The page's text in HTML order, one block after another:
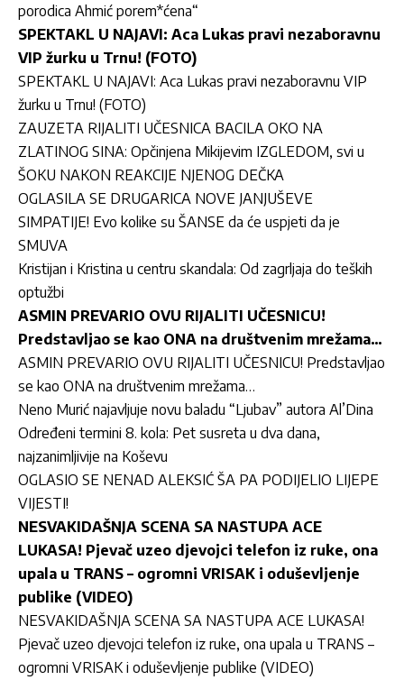
porodica Ahmić porem*ćena“
SPEKTAKL U NAJAVI: Aca Lukas pravi nezaboravnu
VIP žurku u Trnu! (FOTO)
SPEKTAKL U NAJAVI: Aca Lukas pravi nezaboravnu VIP
žurku u Trnu! (FOTO)
ZAUZETA RIJALITI UČESNICA BACILA OKO NA
ZLATINOG SINA: Opčinjena Mikijevim IZGLEDOM, svi u
ŠOKU NAKON REAKCIJE NJENOG DEČKA
OGLASILA SE DRUGARICA NOVE JANJUŠEVE
SIMPATIJE! Evo kolike su ŠANSE da će uspjeti da je
SMUVA
Kristijan i Kristina u centru skandala: Od zagrljaja do teških
optužbi
ASMIN PREVARIO OVU RIJALITI UČESNICU!
Predstavljao se kao ONA na društvenim mrežama…
ASMIN PREVARIO OVU RIJALITI UČESNICU! Predstavljao
se kao ONA na društvenim mrežama…
Neno Murić najavljuje novu baladu “Ljubav” autora Al’Dina
Određeni termini 8. kola: Pet susreta u dva dana,
najzanimljivije na Koševu
OGLASIO SE NENAD ALEKSIĆ ŠA PA PODIJELIO LIJEPE
VIJESTI!
NESVAKIDAŠNJA SCENA SA NASTUPA ACE
LUKASA! Pjevač uzeo djevojci telefon iz ruke, ona
upala u TRANS – ogromni VRISAK i oduševljenje
publike (VIDEO)
NESVAKIDAŠNJA SCENA SA NASTUPA ACE LUKASA!
Pjevač uzeo djevojci telefon iz ruke, ona upala u TRANS –
ogromni VRISAK i oduševljenje publike (VIDEO)